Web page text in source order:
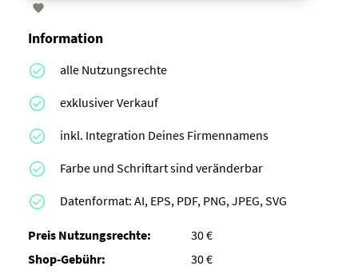

Information
alle Nutzungsrechte
exklusiver Verkauf
inkl. Integration Deines Firmennamens
Farbe und Schriftart sind veränderbar
Datenformat: AI, EPS, PDF, PNG, JPEG, SVG
Preis Nutzungsrechte:
30 €
Shop-Gebühr:
30 €